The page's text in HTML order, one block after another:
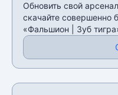
Обновить свой
скачайте совершенно
«Фальшион | Зуб